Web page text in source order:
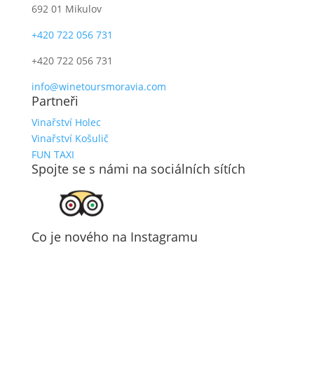
692 01 Mikulov
+420 722 056 731
+420 722 056 731
info@winetoursmoravia.com
Partneři
Vinařství Holec
Vinařství Košulič
FUN TAXI
Spojte se s námi na sociálních sítích
Co je nového na Instagramu